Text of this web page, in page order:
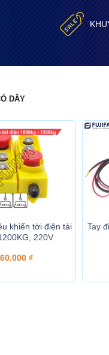
DÂY
khiển tời điện tải
220V
₫
Tay